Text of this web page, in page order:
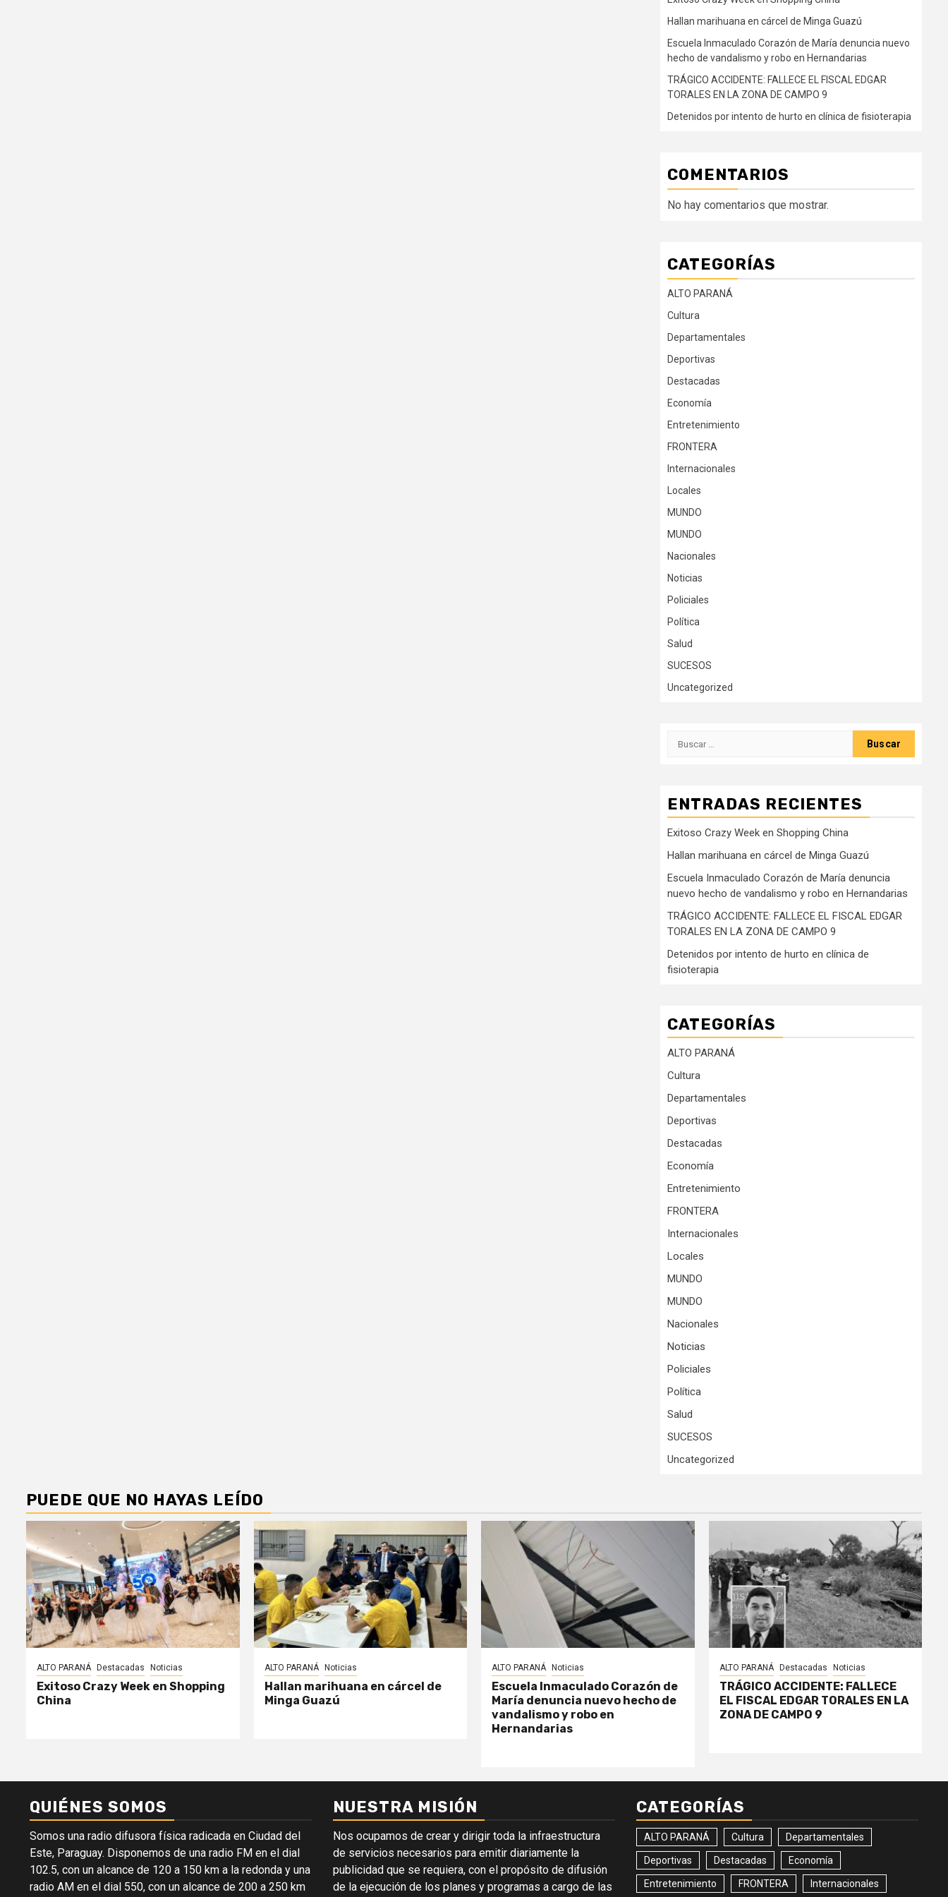
Hallan marihuana en cárcel de Minga Guazú
Escuela Inmaculado Corazón de María denuncia nuevo
hecho de vandalismo y robo en Hernandarias
TRÁGICO ACCIDENTE: FALLECE EL FISCAL EDGAR
TORALES EN LA ZONA DE CAMPO 9
Detenidos por intento de hurto en clínica de fisioterapia
COMENTARIOS
No hay comentarios que mostrar.
CATEGORÍAS
ALTO PARANÁ
Cultura
Departamentales
Deportivas
Destacadas
Economía
Entretenimiento
FRONTERA
Internacionales
Locales
MUNDO
MUNDO
Nacionales
Noticias
Policiales
Política
Salud
SUCESOS
Uncategorized
Buscar:
ENTRADAS RECIENTES
Exitoso Crazy Week en Shopping China
Hallan marihuana en cárcel de Minga Guazú
Escuela Inmaculado Corazón de María denuncia
nuevo hecho de vandalismo y robo en Hernandarias
TRÁGICO ACCIDENTE: FALLECE EL FISCAL EDGAR
TORALES EN LA ZONA DE CAMPO 9
Detenidos por intento de hurto en clínica de
fisioterapia
CATEGORÍAS
ALTO PARANÁ
Cultura
Departamentales
Deportivas
Destacadas
Economía
Entretenimiento
FRONTERA
Internacionales
Locales
MUNDO
MUNDO
Nacionales
Noticias
Policiales
Política
Salud
SUCESOS
Uncategorized
PUEDE QUE NO HAYAS LEÍDO
ALTO PARANÁ Destacadas Noticias
Exitoso Crazy Week en Shopping
China
ALTO PARANÁ Noticias
Hallan marihuana en cárcel de
Minga Guazú
ALTO PARANÁ Noticias
Escuela Inmaculado Corazón de
María denuncia nuevo hecho de
vandalismo y robo en
Hernandarias
ALTO PARANÁ Destacadas Noticias
TRÁGICO ACCIDENTE: FALLECE
EL FISCAL EDGAR TORALES EN LA
ZONA DE CAMPO 9
QUIÉNES SOMOS
Somos una radio difusora física radicada en Ciudad del
Este, Paraguay. Disponemos de una radio FM en el dial
102.5, con un alcance de 120 a 150 km a la redonda y una
radio AM en el dial 550, con un alcance de 200 a 250 km
NUESTRA MISIÓN
Nos ocupamos de crear y dirigir toda la infraestructura
de servicios necesarios para emitir diariamente la
publicidad que se requiera, con el propósito de difusión
de la ejecución de los planes y programas a cargo de las
CATEGORÍAS
ALTO PARANÁ Cultura Departamentales
Deportivas Destacadas Economía
Entretenimiento FRONTERA Internacionales